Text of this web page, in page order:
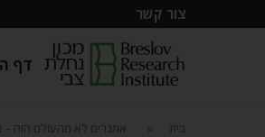
צור קשר
דף
בית אתגרים לא מהעולם הזה –